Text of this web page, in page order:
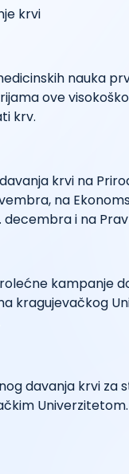
nauka
ove
krv.
krvi na
na
decembra i na
kampanje
kragujevačkog
davanja krvi za
Univerzitetom.